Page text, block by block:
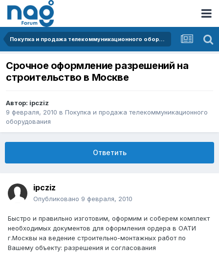
Покупка и продажа телекоммуникационного оборудования
Срочное оформление разрешений на
строительство в Москве
Автор: ipcziz
9 февраля, 2010 в Покупка и продажа телекоммуникационного
оборудования
Ответить
ipcziz
Опубликовано 9 февраля, 2010
Быстро и правильно изготовим, оформим и соберем комплект
необходимых документов для оформления ордера в ОАТИ
г.Москвы на ведение строительно-монтажных работ по
Вашему объекту: разрешения и согласования